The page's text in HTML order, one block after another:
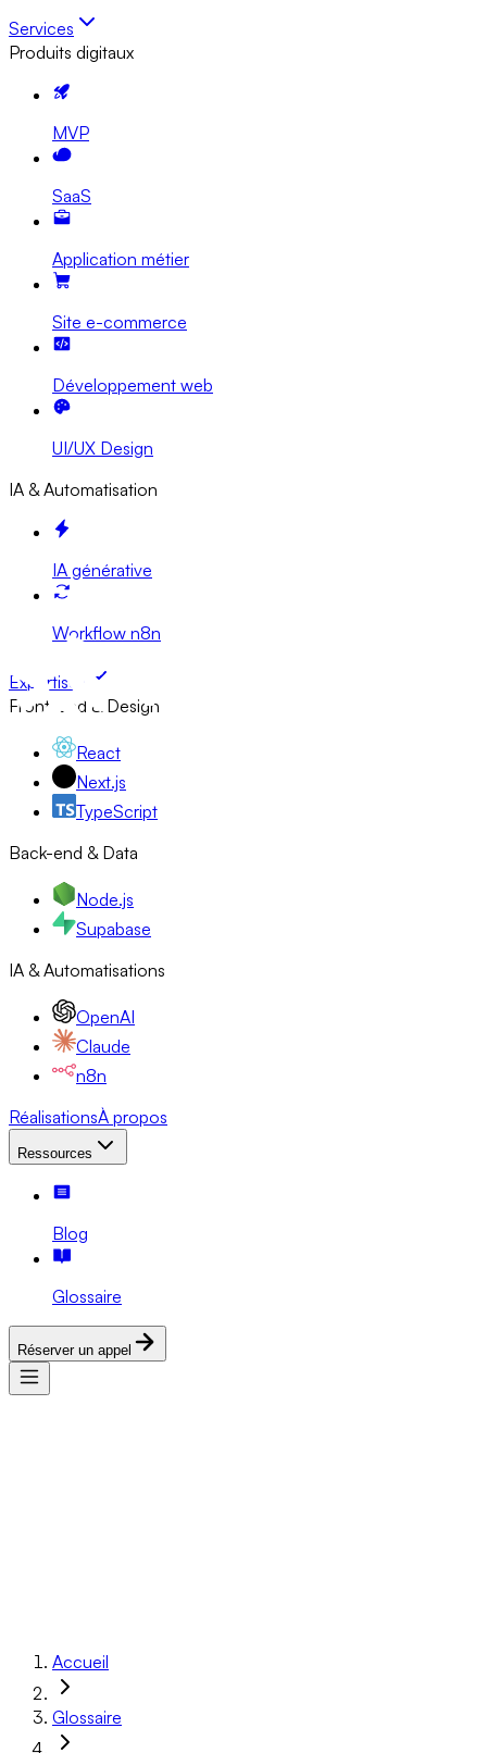
Services
Produits digitaux
MVP
SaaS
Application métier
Site e-commerce
Développement web
UI/UX Design
IA & Automatisation
IA générative
Workflow n8n
Expertises
Front-end & Design
React
Next.js
TypeScript
Back-end & Data
Node.js
Supabase
IA & Automatisations
OpenAI
Claude
n8n
RéalisationsÀ propos
Ressources
Blog
Glossaire
Réserver un appel
Accueil
Glossaire